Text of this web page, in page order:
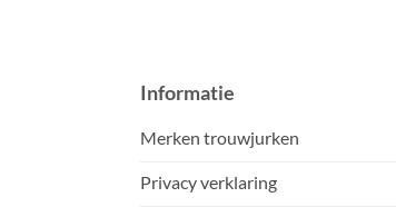
Informatie
Merken trouwjurken
Privacy verklaring